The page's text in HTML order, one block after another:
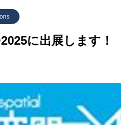
に出展します！